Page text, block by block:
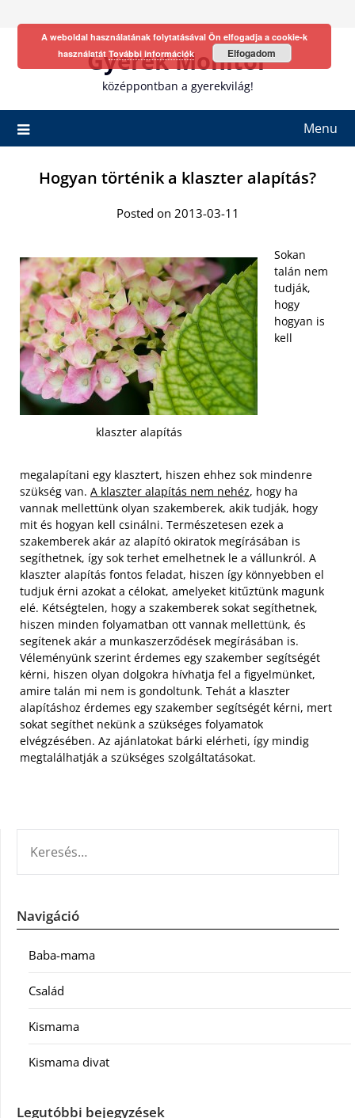
Gyerek Monitor
középpontban a gyerekvilág!
Menu
Hogyan történik a klaszter alapítás?
Posted on 2013-03-11
klaszter alapítás
Sokan
talán nem
tudják,
hogy
hogyan is
kell
megalapítani egy klasztert, hiszen ehhez sok mindenre
szükség van. A klaszter alapítás nem nehéz, hogy ha
vannak mellettünk olyan szakemberek, akik tudják, hogy
mit és hogyan kell csinálni. Természetesen ezek a
szakemberek akár az alapító okiratok megírásában is
segíthetnek, így sok terhet emelhetnek le a vállunkról. A
klaszter alapítás fontos feladat, hiszen így könnyebben el
tudjuk érni azokat a célokat, amelyeket kitűztünk magunk
elé. Kétségtelen, hogy a szakemberek sokat segíthetnek,
hiszen minden folyamatban ott vannak mellettünk, és
segítenek akár a munkaszerződések megírásában is.
Véleményünk szerint érdemes egy szakember segítségét
kérni, hiszen olyan dolgokra hívhatja fel a figyelmünket,
amire talán mi nem is gondoltunk. Tehát a klaszter
alapításhoz érdemes egy szakember segítségét kérni, mert
sokat segíthet nekünk a szükséges folyamatok
elvégzésében. Az ajánlatokat bárki elérheti, így mindig
megtalálhatják a szükséges szolgáltatásokat.
Navigáció
Baba-mama
Család
Kismama
Kismama divat
Legutóbbi bejegyzések
A weboldal használatának folytatásával Ön elfogadja a cookie-k
használatát További információk Elfogadom